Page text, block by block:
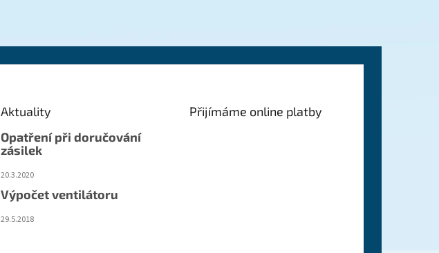
Aktuality
Opatření při doručování
zásilek
20.3.2020
Výpočet ventilátoru
29.5.2018
Přijímáme online platby